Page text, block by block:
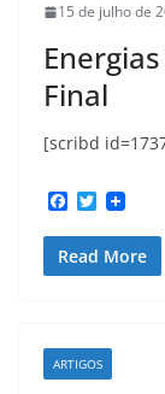
15 de julho de
Final
[scribd
c
e
b
T
i
t
t
Read More
ARTIGOS